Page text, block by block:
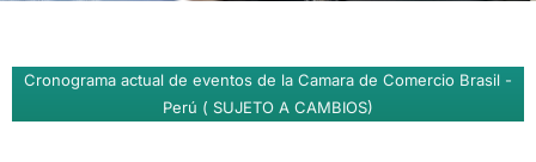
Cronograma actual de eventos de la Camara de Comercio Brasil -
Perú ( SUJETO A CAMBIOS)